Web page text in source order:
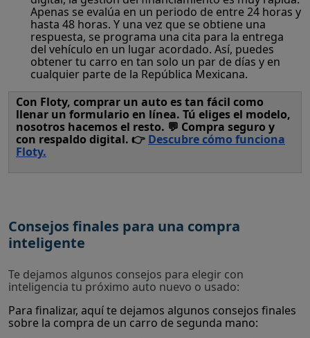
Apenas se evalúa en un periodo de entre 24 horas y
hasta 48 horas. Y una vez que se obtiene una
respuesta, se programa una cita para la entrega
del vehículo en un lugar acordado. Así, puedes
obtener tu carro en tan solo un par de días y en
cualquier parte de la República Mexicana.
Con Floty, comprar un auto es tan fácil como
llenar un formulario en línea. Tú eliges el modelo,
nosotros hacemos el resto. 💬 Compra seguro y
con respaldo digital. 👉 Descubre cómo funciona
Floty.
Consejos finales para una compra
inteligente
Te dejamos algunos consejos para elegir con
inteligencia tu próximo auto nuevo o usado:
Para finalizar, aquí te dejamos algunos consejos finales
sobre la compra de un carro de segunda mano: